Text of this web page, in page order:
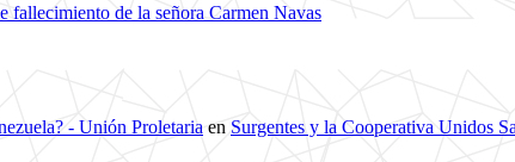
fallecimiento de la señora Carmen Navas
- Unión Proletaria en Surgentes y la Cooperativa Unidos